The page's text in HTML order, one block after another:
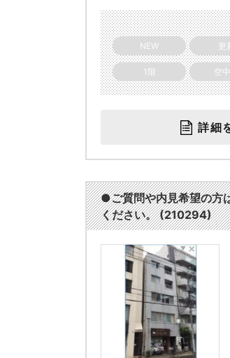
NEW 更
1階 空
詳細
●ご質問や内見希望の方
ください。 (210294)